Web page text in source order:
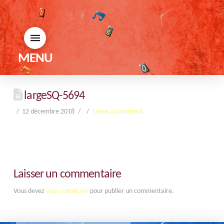
MENU
largeSQ-5694
12 décembre 2018 Leave a Comment
Laisser un commentaire
Vous devez vous connecterpour publier un commentaire.